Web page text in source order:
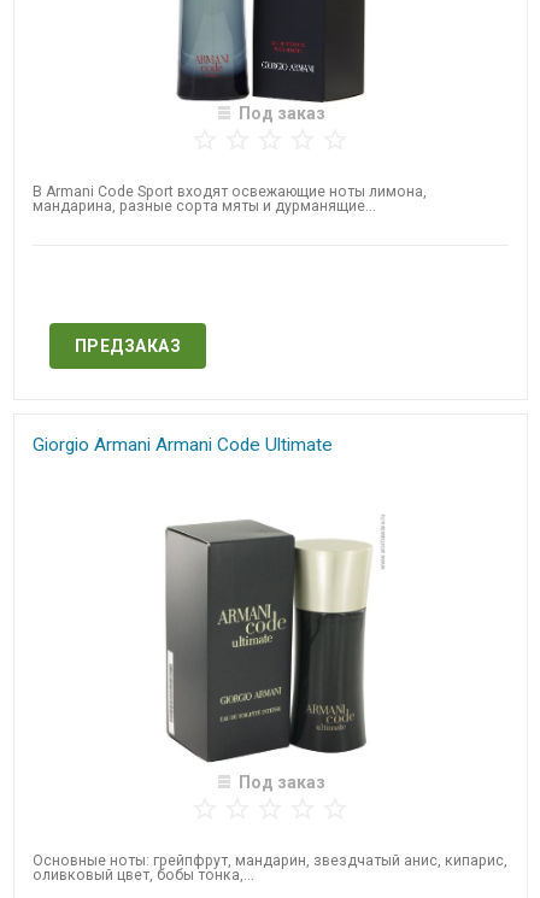
Под заказ
В Armani Code Sport входят освежающие ноты лимона,
мандарина, разные сорта мяты и дурманящие...
ПРЕДЗАКАЗ
Giorgio Armani Armani Code Ultimate
Под заказ
Основные ноты: грейпфрут, мандарин, звездчатый анис, кипарис,
оливковый цвет, бобы тонка,...